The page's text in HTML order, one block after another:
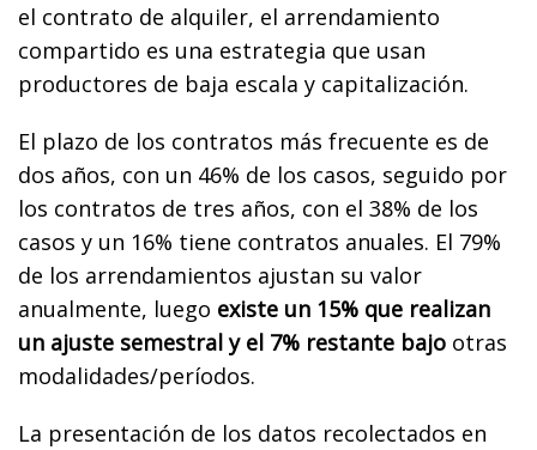
el contrato de alquiler, el arrendamiento
compartido es una estrategia que usan
productores de baja escala y capitalización.
El plazo de los contratos más frecuente es de
dos años, con un 46% de los casos, seguido por
los contratos de tres años, con el 38% de los
casos y un 16% tiene contratos anuales. El 79%
de los arrendamientos ajustan su valor
anualmente, luego existe un 15% que realizan
un ajuste semestral y el 7% restante bajo otras
modalidades/períodos.
La presentación de los datos recolectados en